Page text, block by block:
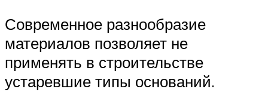
Современное разнообразие
материалов позволяет не
применять в строительстве
устаревшие типы оснований.